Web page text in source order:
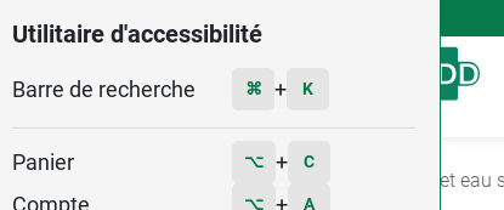
Utilitaire d'accessibilité
Barre de recherche ⌘ + K
Panier ⌥ + C
Compte ⌥ + A
Menu
Serum phy et eau